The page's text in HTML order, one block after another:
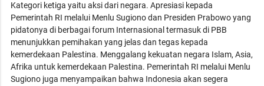
Kategori ketiga yaitu aksi dari negara. Apresiasi kepada
Pemerintah RI melalui Menlu Sugiono dan Presiden Prabowo yang
pidatonya di berbagai forum Internasional termasuk di PBB
menunjukkan pemihakan yang jelas dan tegas kepada
kemerdekaan Palestina. Menggalang kekuatan negara Islam, Asia,
Afrika untuk kemerdekaan Palestina. Pemerintah RI melalui Menlu
Sugiono juga menyampaikan bahwa Indonesia akan segera